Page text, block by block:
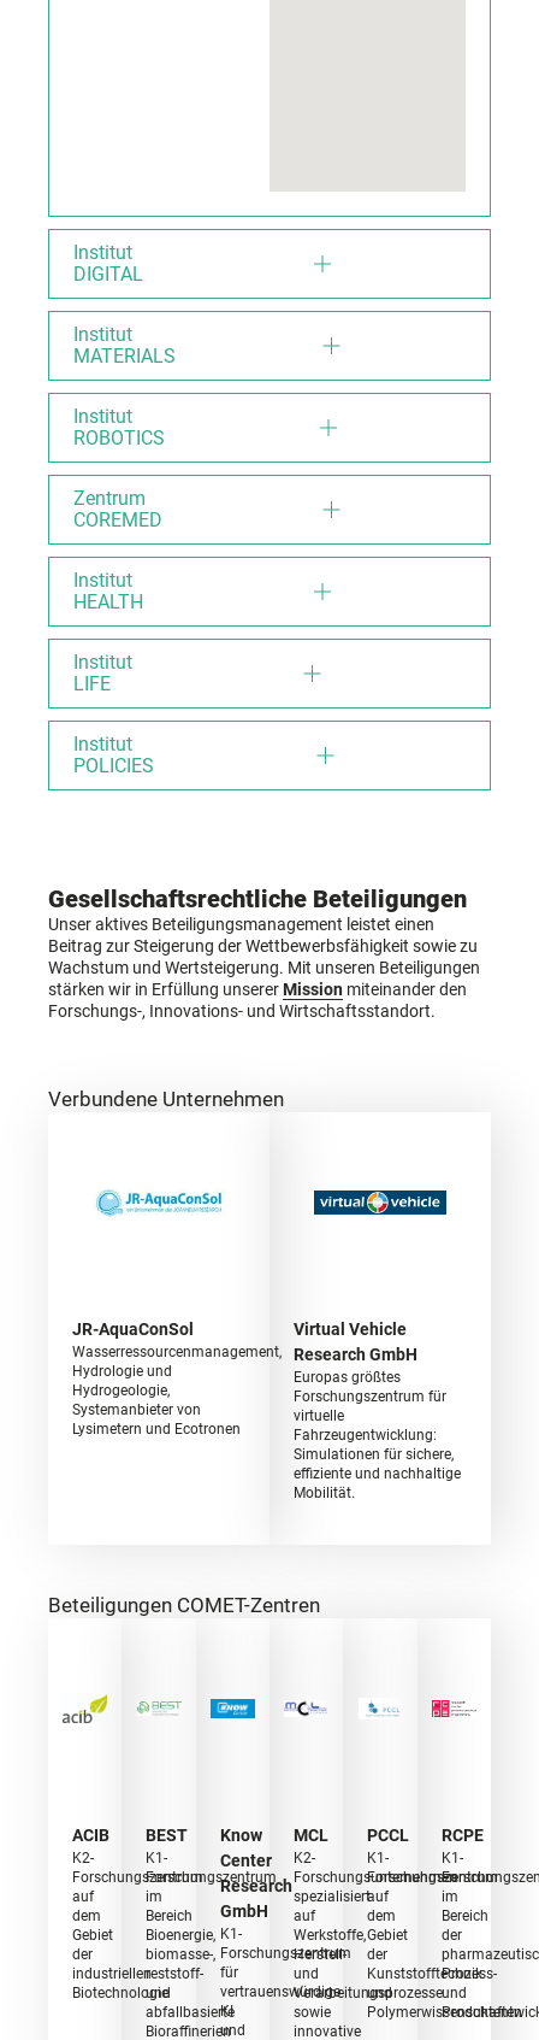
Institut
DIGITAL
Institut
MATERIALS
Institut
ROBOTICS
Zentrum
COREMED
Institut
HEALTH
Institut
LIFE
Institut
POLICIES
Gesellschaftsrechtliche Beteiligungen
Unser aktives Beteiligungsmanagement leistet einen
Beitrag zur Steigerung der Wettbewerbsfähigkeit sowie zu
Wachstum und Wertsteigerung. Mit unseren Beteiligungen
stärken wir in Erfüllung unsererMission miteinander den
Forschungs-, Innovations- und Wirtschaftsstandort.
Verbundene Unternehmen
JR-AquaConSol
Wasserressourcenmanagement,
Hydrologie und
Hydrogeologie,
Systemanbieter von
Lysimetern und Ecotronen
Virtual Vehicle
Research GmbH
Europas größtes
Forschungszentrum für
virtuelle
Fahrzeugentwicklung:
Simulationen für sichere,
effiziente und nachhaltige
Mobilität.
Beteiligungen COMET-Zentren
ACIB
K2-
Forschungszentrum
auf
dem
Gebiet
der
industriellen
Biotechnologie
BEST
K1-
Forschungszentrum
im
Bereich
Bioenergie,
biomasse-,
reststoff-
und
abfallbasierte
Bioraffinerien
Know
Center
Research
GmbH
K1-
Forschungszentrum
für
vertrauenswürdige
KI
und
MCL
K2-
Forschungsunternehmen
spezialisiert
auf
Werkstoffe,
Herstell-
und
Verarbeitungsprozesse
sowie
innovative
PCCL
K1-
Forschungszentrum
auf
dem
Gebiet
der
Kunststofftechnik
und
Polymerwissenschaften
RCPE
K1-
im
Bereich
der
Prozess-
und